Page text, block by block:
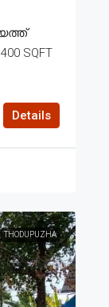
SQFT
Details
THODUPUZHA